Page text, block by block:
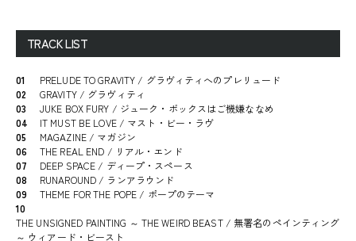
TRACK LIST
01
PRELUDE TO GRAVITY / グラヴィティへのプレリュード
02
GRAVITY / グラヴィティ
03
JUKE BOX FURY / ジューク・ボックスはご機嫌ななめ
04
IT MUST BE LOVE / マスト・ビー・ラヴ
05
MAGAZINE / マガジン
06
THE REAL END / リアル・エンド
07
DEEP SPACE / ディープ・スペース
08
RUNAROUND / ランアラウンド
09
THEME FOR THE POPE / ポープのテーマ
10
THE UNSIGNED PAINTING ～ THE WEIRD BEAST / 無署名のペインティング
～ ウィアード・ビースト